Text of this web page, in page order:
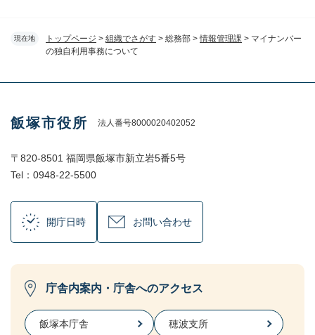
現在地 トップページ > 組織でさがす > 総務部 >情報管理課 > マイナンバー
の独自利用事務について
飯塚市役所 法人番号8000020402052
〒820-8501 福岡県飯塚市新立岩5番5号
Tel：0948-22-5500
開庁日時 お問い合わせ
庁舎内案内・庁舎へのアクセス
飯塚本庁舎 穂波支所